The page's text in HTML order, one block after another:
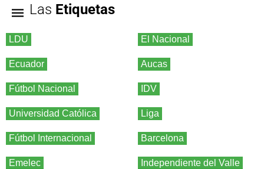
Las Etiquetas
LDU El Nacional
Ecuador Aucas
Fútbol Nacional IDV
Universidad Católica Liga
Fútbol Internacional Barcelona
Emelec Independiente del Valle